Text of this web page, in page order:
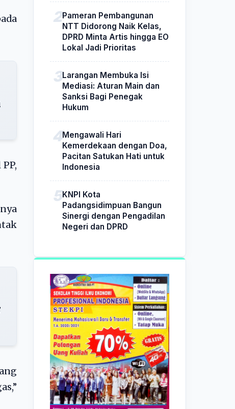
Pameran Pembangunan
NTT Didorong Naik Kelas,
DPRD Minta Artis hingga EO
Lokal Jadi Prioritas
Larangan Membuka Isi
Mediasi: Aturan Main dan
Sanksi Bagi Penegak
Hukum
Mengawali Hari
Kemerdekaan dengan Doa,
Pacitan Satukan Hati untuk
Indonesia
KNPI Kota
Padangsidimpuan Bangun
Sinergi dengan Pengadilan
Negeri dan DPRD